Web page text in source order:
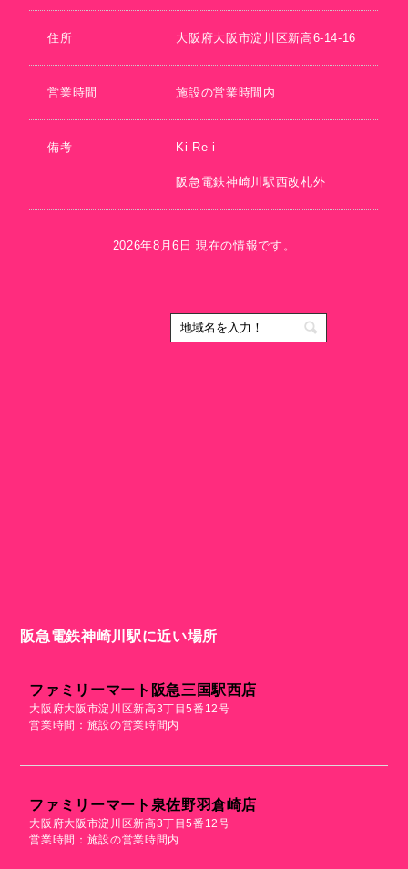
住所 大阪府大阪市淀川区新高6-14-16
営業時間 施設の営業時間内
備考 Ki-Re-i
阪急電鉄神崎川駅西改札外
2026年8月6日 現在の情報です。
阪急電鉄神崎川駅に近い場所
ファミリーマート阪急三国駅西店
大阪府大阪市淀川区新高3丁目5番12号
営業時間：施設の営業時間内
ファミリーマート泉佐野羽倉崎店
大阪府大阪市淀川区新高3丁目5番12号
営業時間：施設の営業時間内